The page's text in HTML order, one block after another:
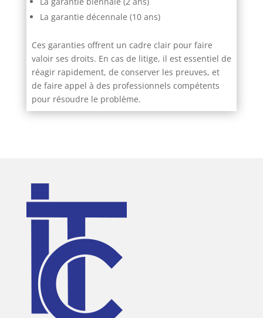
La garantie décennale (10 ans)
Ces garanties offrent un cadre clair pour faire
valoir ses droits. En cas de litige, il est essentiel de
réagir rapidement, de conserver les preuves, et
de faire appel à des professionnels compétents
pour résoudre le problème.